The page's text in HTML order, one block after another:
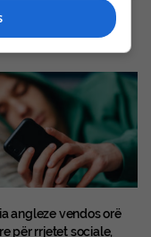
angleze vendos orë
për rrjetet sociale,